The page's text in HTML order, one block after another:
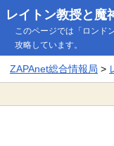
レイトン教授と魔
このページでは「ロンド
攻略しています。
ZAPAnet総合情報局 >